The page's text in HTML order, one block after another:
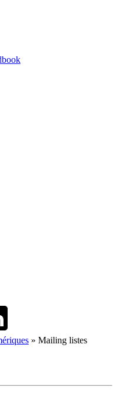
» Mailing listes